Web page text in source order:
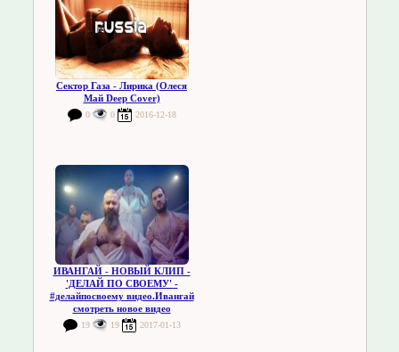
Сектор Газа - Лирика (Олеся
Май Deep Cover)
0 0 2016-12-18
ИВАНГАЙ - НОВЫЙ КЛИП -
'ДЕЛАЙ ПО СВОЕМУ' -
#делайпосвоему видео.Ивангай
смотреть новое видео
19 19 2017-01-13